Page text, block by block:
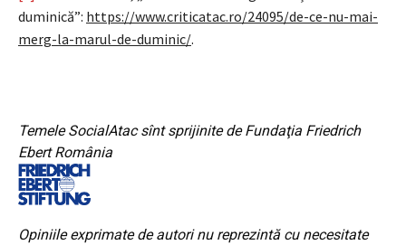
duminică”: https://www.criticatac.ro/24095/de-ce-nu-mai-
merg-la-marul-de-duminic/.
Temele SocialAtac sînt sprijinite de Fundaţia Friedrich
Ebert România
Opiniile exprimate de autori nu reprezintă cu necesitate